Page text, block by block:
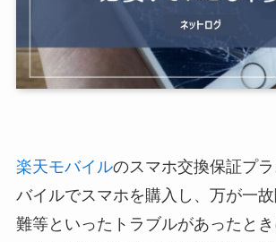
楽天モバイルのスマホ交換保証プ
バイルでスマホを購入し、万が一
難等といったトラブルがあったと